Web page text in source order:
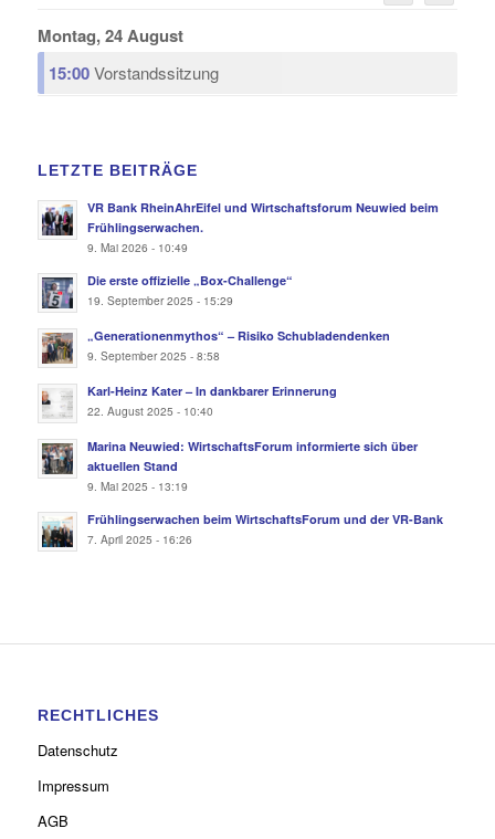
Montag, 24 August
15:00Vorstandssitzung
LETZTE BEITRÄGE
VR Bank RheinAhrEifel und Wirtschaftsforum Neuwied beim
Frühlingserwachen.
9. Mai 2026 - 10:49
Die erste offizielle „Box-Challenge“
19. September 2025 - 15:29
„Generationenmythos“ – Risiko Schubladendenken
9. September 2025 - 8:58
Karl-Heinz Kater – In dankbarer Erinnerung
22. August 2025 - 10:40
Marina Neuwied: WirtschaftsForum informierte sich über
aktuellen Stand
9. Mai 2025 - 13:19
Frühlingserwachen beim WirtschaftsForum und der VR-Bank
7. April 2025 - 16:26
RECHTLICHES
Datenschutz
Impressum
AGB